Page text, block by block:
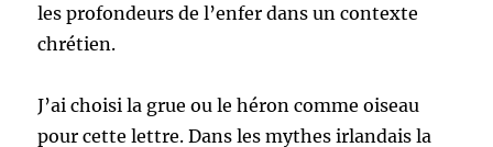
les profondeurs de l’enfer dans un contexte
chrétien.
J’ai choisi la grue ou le héron comme oiseau
pour cette lettre. Dans les mythes irlandais la